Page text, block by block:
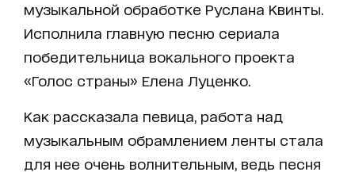
музыкальной обработке Руслана Квинты.
Исполнила главную песню сериала
победительница вокального проекта
«Голос страны» Елена Луценко.
Как рассказала певица, работа над
музыкальным обрамлением ленты стала
для нее очень волнительным, ведь песня